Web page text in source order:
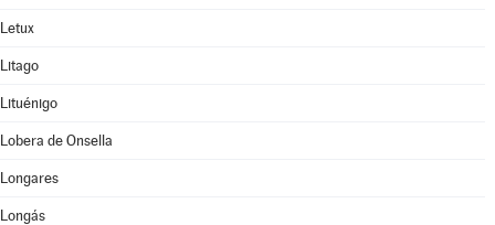
Letux
Litago
Lituénigo
Lobera de Onsella
Longares
Longás